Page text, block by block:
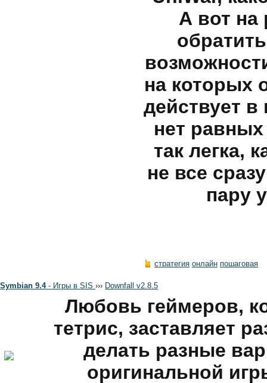
А вот на
на которых
действует в
нет
так легка,
не все
пару
стратегия онлайн пошаговая
Symbian 9.4- Игры в SIS ››› Downfall v2.8.5
Любовь геймеров,
тетрис, заставляет
делать разные
оригинальной